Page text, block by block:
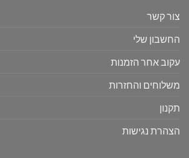
צור קשר
החשבון שלי
עקוב אחר הזמנות
משלוחים והחזרות
תקנון
הצהרת נגישות